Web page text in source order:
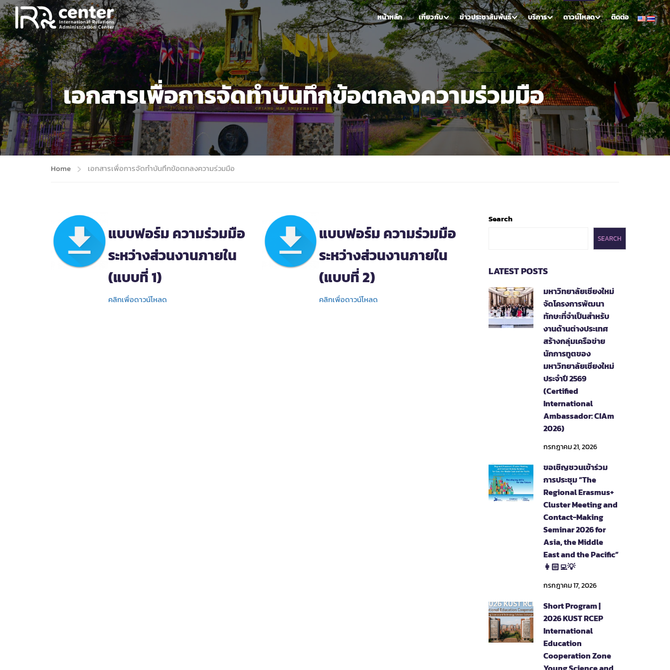
หน้าหลัก เกี่ยวกับ ข่าวประชาสัมพันธ์ บริการ ดาวน์โหลด ติดต่อ
เอกสารเพื่อการจัดทำบันทึกข้อตกลงความร่วมมือ
Home เอกสารเพื่อการจัดทำบันทึกข้อตกลงความร่วมมือ
แบบฟอร์ม ความร่วมมือ
ระหว่างส่วนงานภายใน
(แบบที่ 1)
คลิกเพื่อดาวน์โหลด
แบบฟอร์ม ความร่วมมือ
ระหว่างส่วนงานภายใน
(แบบที่ 2)
คลิกเพื่อดาวน์โหลด
Search
SEARCH
LATEST POSTS
มหาวิทยาลัยเชียงใหม่
จัดโครงการพัฒนา
ทักษะที่จำเป็นสำหรับ
งานด้านต่างประเทศ
สร้างกลุ่มเครือข่าย
นักการทูตของ
มหาวิทยาลัยเชียงใหม่
ประจำปี 2569
(Certified
International
Ambassador: CIAm
2026)
กรกฎาคม 21, 2026
ขอเชิญชวนเข้าร่วม
การประชุม “The
Regional Erasmus+
Cluster Meeting and
Contact-Making
Seminar 2026 for
Asia, the Middle
East and the Pacific”
👩🏻‍💻💡
กรกฎาคม 17, 2026
Short Program |
2026 KUST RCEP
International
Education
Cooperation Zone